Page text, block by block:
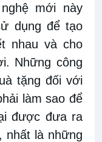
mới này
dụng để tạo
nhau và cho
Những công
tặng đối với
làm sao để
được đưa ra
nhất là những